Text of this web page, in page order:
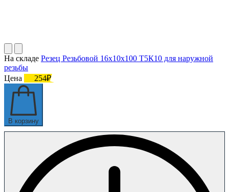
На складе Резец Резьбовой 16х10х100 Т5К10 для наружной
резьбы
Цена
254₽
В корзину